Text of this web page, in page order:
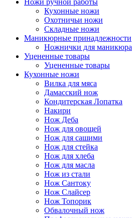
Ножи ручной работы
Кухонные ножи
Охотничьи ножи
Складные ножи
Маникюрные принадлежности
Ножнички для маникюра
Уцененные товары
Уцененные товары
Кухонные ножи
Вилка для мяса
Дамасский нож
Кондитерская Лопатка
Накири
Нож Деба
Нож для овощей
Нож для сашими
Нож для стейка
Нож для хлеба
Нож для масла
Нож из стали
Нож Сантоку
Нож Слайсер
Нож Топорик
Обвалочный нож